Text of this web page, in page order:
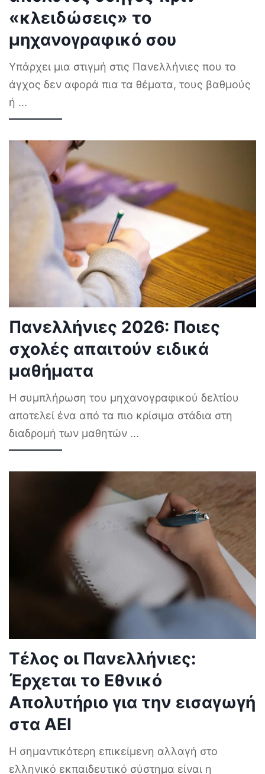
«κλειδώσεις» το
μηχανογραφικό σου
Υπάρχει μια στιγμή στις Πανελλήνιες που το
άγχος δεν αφορά πια τα θέματα, τους βαθμούς
ή ...
Πανελλήνιες 2026: Ποιες
σχολές απαιτούν ειδικά
μαθήματα
Η συμπλήρωση του μηχανογραφικού δελτίου
αποτελεί ένα από τα πιο κρίσιμα στάδια στη
διαδρομή των μαθητών ...
Τέλος οι Πανελλήνιες:
Έρχεται το Εθνικό
Απολυτήριο για την εισαγωγή
στα ΑΕΙ
Η σημαντικότερη επικείμενη αλλαγή στο
ελληνικό εκπαιδευτικό σύστημα είναι η